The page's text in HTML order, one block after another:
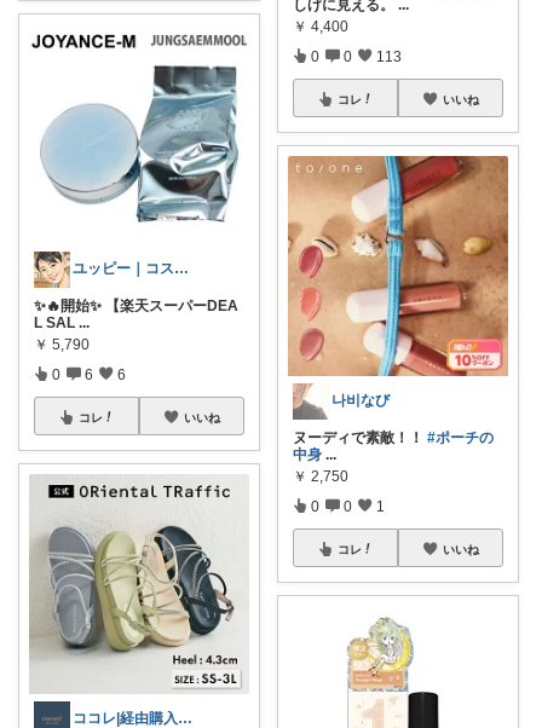
ユッピー｜コスメと子育てROOM
✨🔥開始✨ 【楽天スーパーDEA
L SAL ...
￥ 5,790
0 6 6
コレ いいね
ココレ|経由購入ありがとうございます🌷
しげに見える。
...
￥ 4,400
0 0 113
コレ いいね
나비なび
ヌーディで素敵！！ #ポーチの
中身 ...
￥ 2,750
0 0 1
コレ いいね